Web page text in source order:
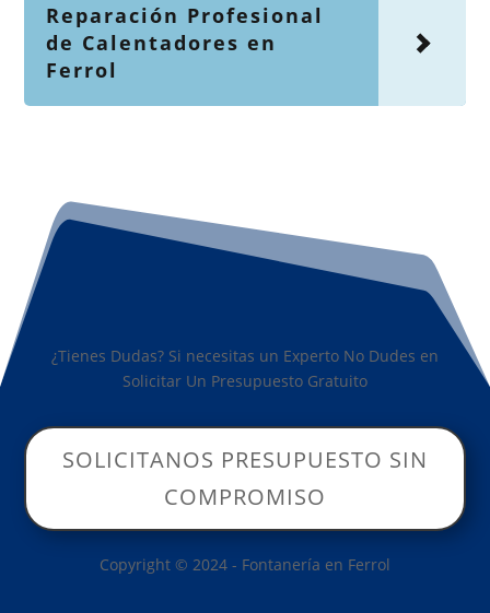
Reparación Profesional
de Calentadores en
Ferrol
¿Tienes Dudas? Si necesitas un Experto No Dudes en
Solicitar Un Presupuesto Gratuito
SOLICITANOS PRESUPUESTO SIN
COMPROMISO
Copyright © 2024 - Fontanería en Ferrol